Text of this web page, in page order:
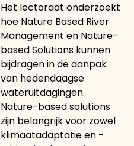
Het lectoraat onderzoekt
hoe Nature Based River
Management en Nature-
based Solutions kunnen
bijdragen in de aanpak
van hedendaagse
wateruitdagingen.
Nature-based solutions
zijn belangrijk voor zowel
klimaatadaptatie en -